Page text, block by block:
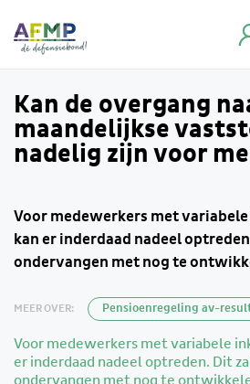
Kan de overgang
maandelijkse
nadelig zijn voor
Voor medewerkers met
kan er inderdaad nadeel
ondervangen met nog te
MEER OVER: Pensioenregeling av-
Voor medewerkers met variabele
er inderdaad nadeel optreden. Dit
ondervangen met nog te